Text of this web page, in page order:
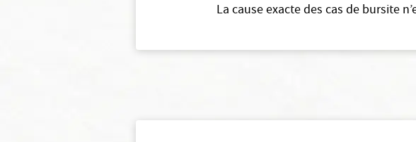
La cause exacte des cas de bursite